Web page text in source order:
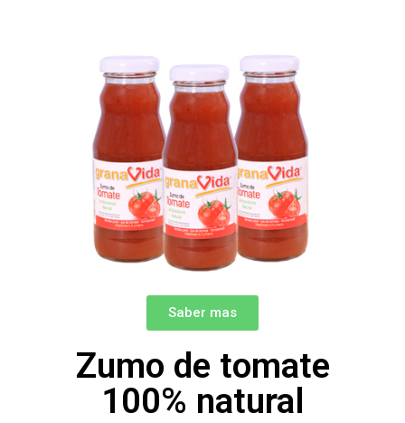
Saber mas
Zumo de tomate
100% natural